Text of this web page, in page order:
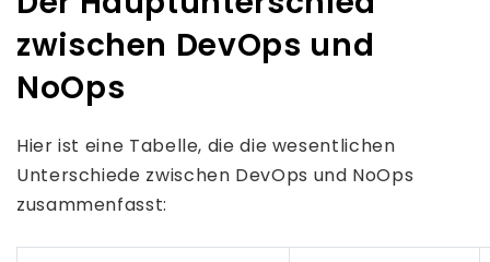
zwischen DevOps und
NoOps
Hier ist eine Tabelle, die die wesentlichen
Unterschiede zwischen DevOps und NoOps
zusammenfasst: